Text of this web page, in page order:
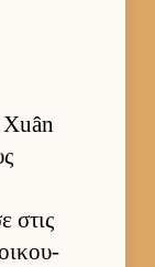
Xuân
στις